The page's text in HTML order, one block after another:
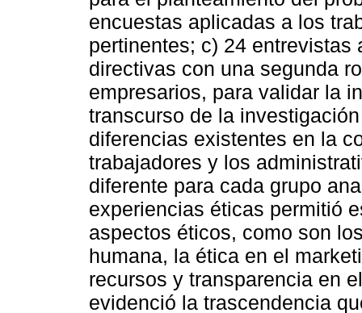
encuestas aplicadas a los
pertinentes; c) 24 entrevistas
directivas con una segunda
empresarios, para validar la
transcurso de la
diferencias existentes en la
trabajadores y los
diferente para cada grupo
experiencias éticas permitió
aspectos éticos, como son
humana, la ética en el
recursos y transparencia en
evidenció la trascendencia